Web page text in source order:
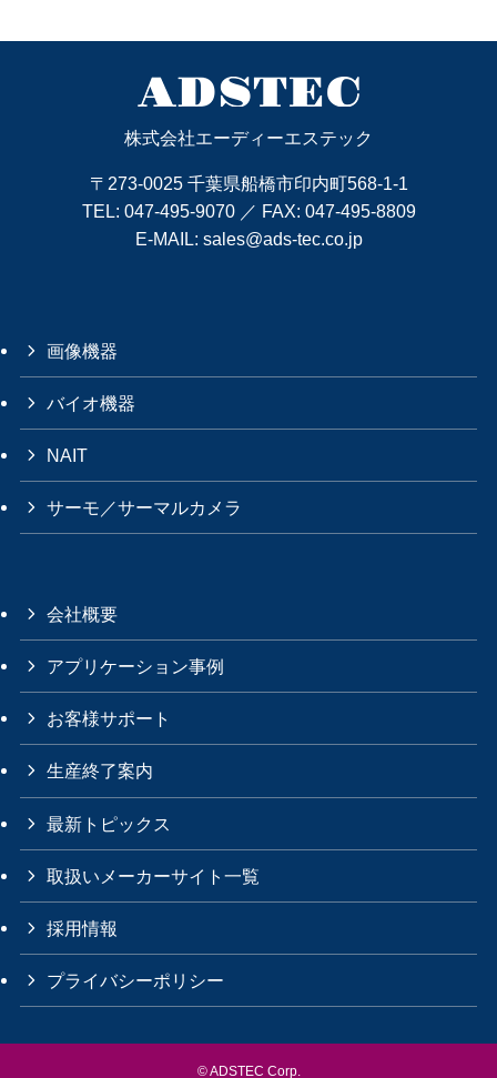
株式会社エーディーエステック
〒273-0025 千葉県船橋市印内町568-1-1
TEL: 047-495-9070／ FAX: 047-495-8809
E-MAIL: sales@ads-tec.co.jp
画像機器
バイオ機器
NAIT
サーモ／サーマルカメラ
会社概要
アプリケーション事例
お客様サポート
生産終了案内
最新トピックス
取扱いメーカーサイト一覧
採用情報
プライバシーポリシー
©ADSTEC Corp.